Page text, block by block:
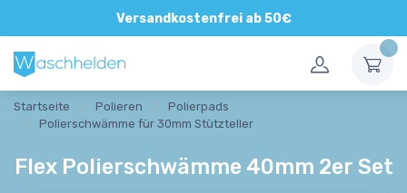
Versandkostenfrei ab 50€
Direkte und persönliche Beratung
Startseite Polieren
Polierpads
Polierschwämme für 30mm Stützteller
Flex Polierschwämme 40mm 2er Set